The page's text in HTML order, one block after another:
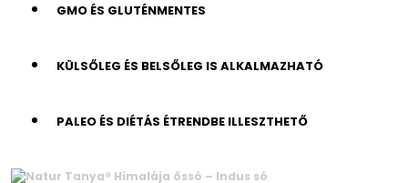
GMO ÉS GLUTÉNMENTES
KÜLSŐLEG ÉS BELSŐLEG IS ALKALMAZHATÓ
PALEO ÉS DIÉTÁS ÉTRENDBE ILLESZTHETŐ